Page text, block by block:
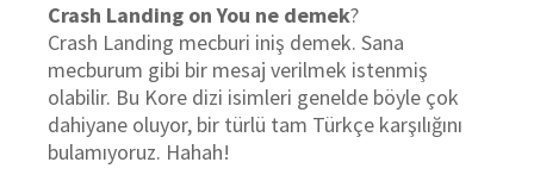
Crash Landing on You ne demek?
Crash Landing mecburi iniş demek. Sana
mecburum gibi bir mesaj verilmek istenmiş
olabilir. Bu Kore dizi isimleri genelde böyle çok
dahiyane oluyor, bir türlü tam Türkçe karşılığını
bulamıyoruz. Hahah!